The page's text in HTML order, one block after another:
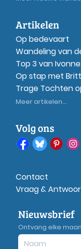
Artikelen
Op bedevaart
Wandeling van
Top 3 van
Op stap met
Trage Tochten
Meer artikelen...
Volg ons
Contact
Vraag &
Nieuwsbrief
Ontvang elke